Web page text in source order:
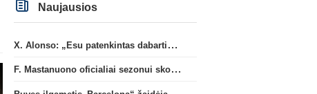
Naujausios
X. Alonso: „Esu patenkintas dabartiniais „Chelsea“ ekipos vartininkais“
F. Mastanuono oficialiai sezonui skolinamas „Fiorentina“ ekipai